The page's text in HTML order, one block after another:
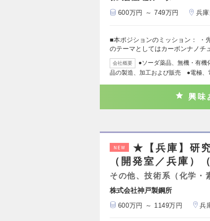
600万円 ～ 749万円 兵
■本ポジションのミッション： ・
のテーマとしてはカーボンナノチ
会社概要
●ソーダ薬品、無機・有機
品の製造、加工および販売 ●電極、
興味
NEW
★【兵庫】研
（開発室／兵庫）
その他、技術系（化学・
株式会社神戸製鋼所
600万円 ～ 1149万円 兵